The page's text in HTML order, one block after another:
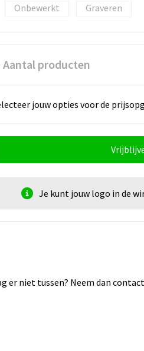
Onbewerkt
Graveren
Aantal producten
jouw opties voor de
Je kunt jouw logo in de
er niet tussen? Neem dan